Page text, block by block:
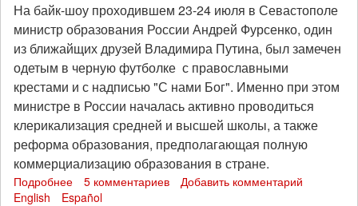
На байк-шоу проходившем 23-24 июля в Севастополе
министр образования России Андрей Фурсенко, один
из ближайщих друзей Владимира Путина, был замечен
одетым в черную футболке с православными
крестами и с надписью "С нами Бог". Именно при этом
министре в России началась активно проводиться
клерикализация средней и высшей школы, а также
реформа образования, предполагающая полную
коммерциализацию образования в стране.
Подробнее
Министр
5 комментариев
Добавить комментарий
English
Español